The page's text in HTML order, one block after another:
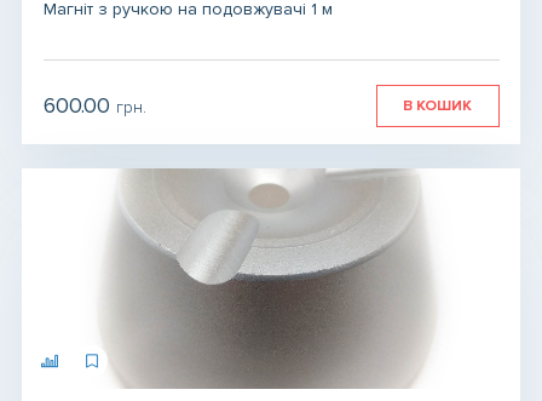
Магніт з ручкою на подовжувачі 1 м
грн.
600.00 грн. В КОШИК